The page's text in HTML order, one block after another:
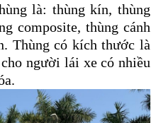
là: thùng kín, thùng
composite, thùng cánh
Thùng có kích thước là
người lái xe có nhiều